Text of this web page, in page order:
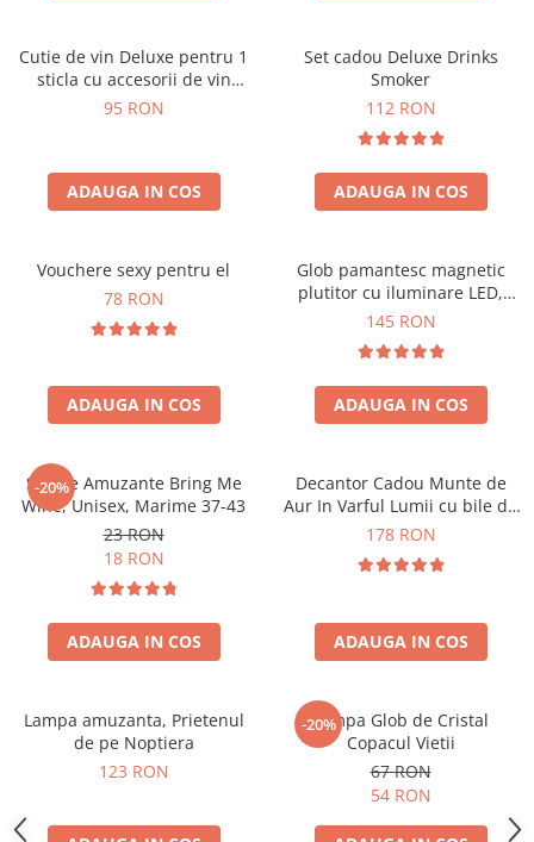
Cutie de vin Deluxe pentru 1
sticla cu accesorii de vin
incluse interior oranj
95 RON
ADAUGA IN COS
Set cadou Deluxe Drinks
Smoker
112 RON
ADAUGA IN COS
Vouchere sexy pentru el
78 RON
ADAUGA IN COS
Glob pamantesc magnetic
plutitor cu iluminare LED,
Forma C
145 RON
ADAUGA IN COS
-20%
Sosete Amuzante Bring Me
Wine, Unisex, Marime 37-43
23 RON
18 RON
ADAUGA IN COS
Decantor Cadou Munte de
Aur In Varful Lumii cu bile de
curatare
178 RON
ADAUGA IN COS
Lampa amuzanta, Prietenul
de pe Noptiera
123 RON
-20%
Lampa Glob de Cristal
Copacul Vietii
67 RON
54 RON